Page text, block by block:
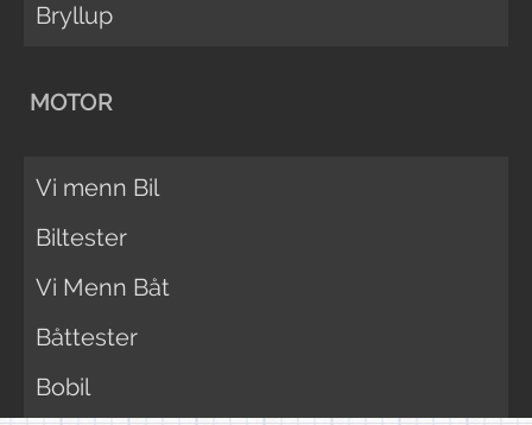
Bryllup
MOTOR
Vi menn Bil
Biltester
Vi Menn Båt
Båttester
Bobil